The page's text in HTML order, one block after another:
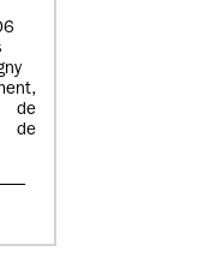
de
de